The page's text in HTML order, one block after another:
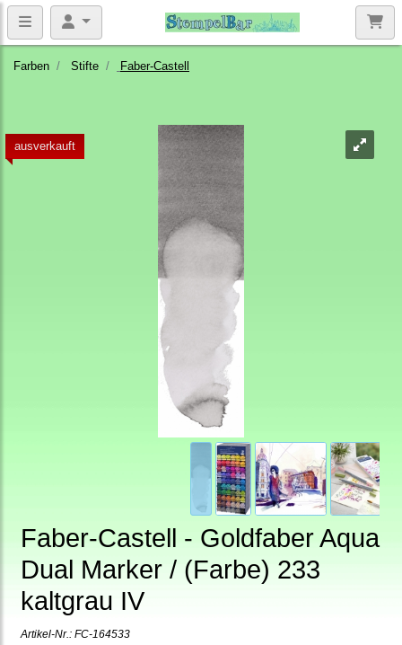
Farben Stifte Faber-Castell
ausverkauft
Faber-Castell - Goldfaber Aqua
Dual Marker / (Farbe) 233
kaltgrau IV
Artikel-Nr.: FC-164533